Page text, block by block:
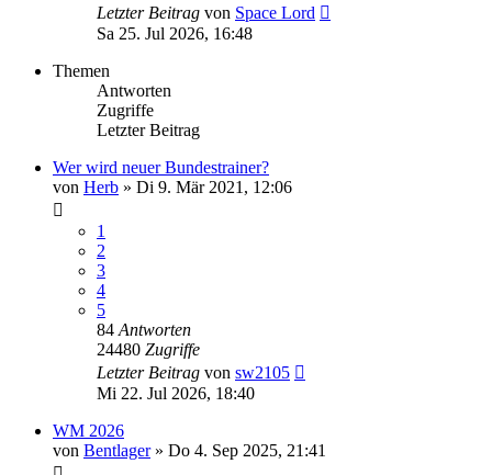
Letzter Beitrag von Space Lord
Sa 25. Jul 2026, 16:48
Themen
Antworten
Zugriffe
Letzter Beitrag
Wer wird neuer Bundestrainer?
von Herb » Di 9. Mär 2021, 12:06
1
2
3
4
5
84 Antworten
24480 Zugriffe
Letzter Beitrag von sw2105
Mi 22. Jul 2026, 18:40
WM 2026
von Bentlager» Do 4. Sep 2025, 21:41